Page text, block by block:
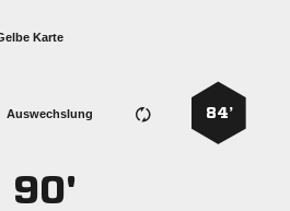
Karte
84’
Auswechslung
90'